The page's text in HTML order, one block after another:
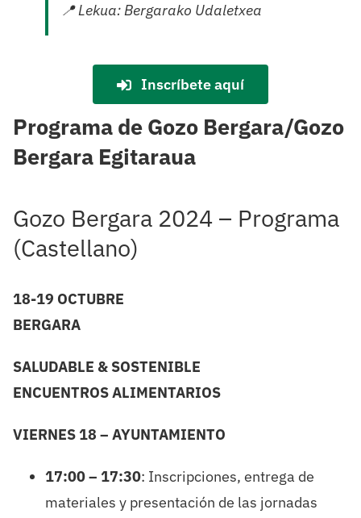
📍Lekua:Bergarako Udaletxea
Inscríbete aquí
Programa de Gozo Bergara/Gozo
Bergara Egitaraua
Gozo Bergara 2024 – Programa
(Castellano)
18-19 OCTUBRE
BERGARA
SALUDABLE & SOSTENIBLE
ENCUENTROS ALIMENTARIOS
VIERNES 18 – AYUNTAMIENTO
17:00 – 17:30: Inscripciones, entrega de
materiales y presentación de las jornadas